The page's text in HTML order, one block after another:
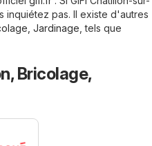
pas. Il existe d'autres
Jardinage , tels que
Bricolage,